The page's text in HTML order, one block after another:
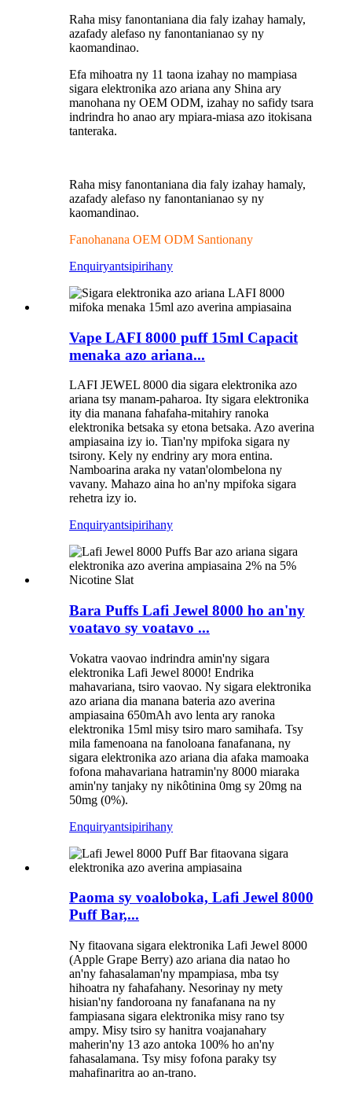
Raha misy fanontaniana dia faly izahay hamaly,
azafady alefaso ny fanontanianao sy ny
kaomandinao.
Efa mihoatra ny 11 taona izahay no mampiasa
sigara elektronika azo ariana any Shina ary
manohana ny OEM ODM, izahay no safidy tsara
indrindra ho anao ary mpiara-miasa azo itokisana
tanteraka.
Raha misy fanontaniana dia faly izahay hamaly,
azafady alefaso ny fanontanianao sy ny
kaomandinao.
Fanohanana OEM ODM Santionany
Enquiryantsipirihany
Vape LAFI 8000 puff 15ml Capacit
menaka azo ariana...
LAFI JEWEL 8000 dia sigara elektronika azo
ariana tsy manam-paharoa. Ity sigara elektronika
ity dia manana fahafaha-mitahiry ranoka
elektronika betsaka sy etona betsaka. Azo averina
ampiasaina izy io. Tian'ny mpifoka sigara ny
tsirony. Kely ny endriny ary mora entina.
Namboarina araka ny vatan'olombelona ny
vavany. Mahazo aina ho an'ny mpifoka sigara
rehetra izy io.
Enquiryantsipirihany
Bara Puffs Lafi Jewel 8000 ho an'ny
voatavo sy voatavo ...
Vokatra vaovao indrindra amin'ny sigara
elektronika Lafi Jewel 8000! Endrika
mahavariana, tsiro vaovao. Ny sigara elektronika
azo ariana dia manana bateria azo averina
ampiasaina 650mAh avo lenta ary ranoka
elektronika 15ml misy tsiro maro samihafa. Tsy
mila famenoana na fanoloana fanafanana, ny
sigara elektronika azo ariana dia afaka mamoaka
fofona mahavariana hatramin'ny 8000 miaraka
amin'ny tanjaky ny nikôtinina 0mg sy 20mg na
50mg (0%).
Enquiryantsipirihany
Paoma sy voaloboka, Lafi Jewel 8000
Puff Bar,...
Ny fitaovana sigara elektronika Lafi Jewel 8000
(Apple Grape Berry) azo ariana dia natao ho
an'ny fahasalaman'ny mpampiasa, mba tsy
hihoatra ny fahafahany. Nesorinay ny mety
hisian'ny fandoroana ny fanafanana na ny
fampiasana sigara elektronika misy rano tsy
ampy. Misy tsiro sy hanitra voajanahary
maherin'ny 13 azo antoka 100% ho an'ny
fahasalamana. Tsy misy fofona paraky tsy
mahafinaritra ao an-trano.